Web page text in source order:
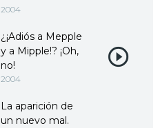
2004
¿¡Adiós a Mepple
y a Mipple!? ¡Oh,
no!
2004
La aparición de
un nuevo mal.